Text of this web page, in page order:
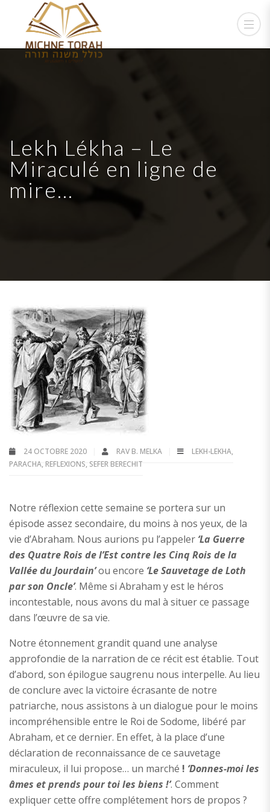
Lekh Lékha – Le
Miraculé en ligne de
mire…
24 OCTOBRE 2020 RAV B. MELKA LEKH-LEKHA,
PARACHA, REFLEXIONS, SEFER BERECHIT
Notre réflexion cette semaine se portera sur un
épisode assez secondaire, du moins à nos yeux, de la
vie d’Abraham. Nous aurions pu l’appeler ‘La Guerre
des Quatre Rois de l’Est contre les Cinq Rois de la
Vallée du Jourdain’ou encore ‘Le Sauvetage de Loth
par son Oncle’. Même si Abraham y est le héros
incontestable, nous avons du mal à situer ce passage
dans l’œuvre de sa vie.
Notre étonnement grandit quand une analyse
approfondie de la narration de ce récit est établie. Tout
d’abord, son épilogue saugrenu nous interpelle. Au lieu
de conclure avec la victoire écrasante de notre
patriarche, nous assistons à un dialogue pour le moins
incompréhensible entre le Roi de Sodome, libéré par
Abraham, et ce dernier. En effet, à la place d’une
déclaration de reconnaissance de ce sauvetage
miraculeux, il lui propose… un marché ! ‘Donnes-moi les
âmes et prends pour toi les biens !’. Comment
expliquer cette offre complétement hors de propos ?